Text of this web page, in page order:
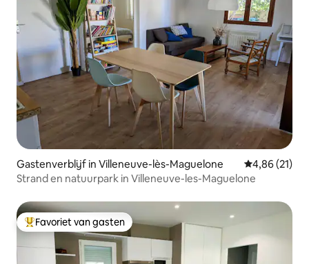
Gastenverblijf in Villeneuve-lès-Maguelone Gemiddelde
4,86 (21)
Strand en natuurpark in Villeneuve-les-Maguelone
Topfavoriet van gasten
Favoriet van gasten